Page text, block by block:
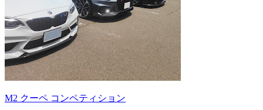
M2 クーペ コンペティション